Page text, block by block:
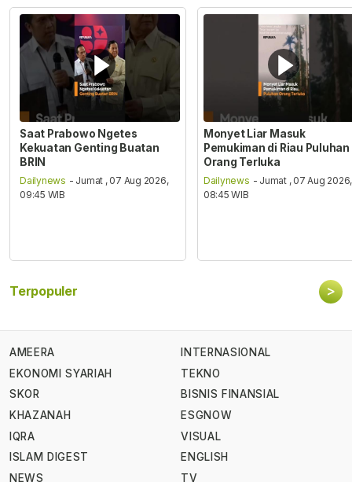
Saat Prabowo Ngetes
Kekuatan Genting Buatan
BRIN
Dailynews - Jumat , 07 Aug 2026,
09:45 WIB
Monyet Liar Masuk
Pemukiman di Riau Puluhan
Orang Terluka
Dailynews - Jumat , 07 Aug 2026,
08:45 WIB
Terpopuler >
AMEERA
EKONOMI SYARIAH
SKOR
KHAZANAH
IQRA
ISLAM DIGEST
NEWS
INTERNASIONAL
TEKNO
BISNIS FINANSIAL
ESGNOW
VISUAL
ENGLISH
TV